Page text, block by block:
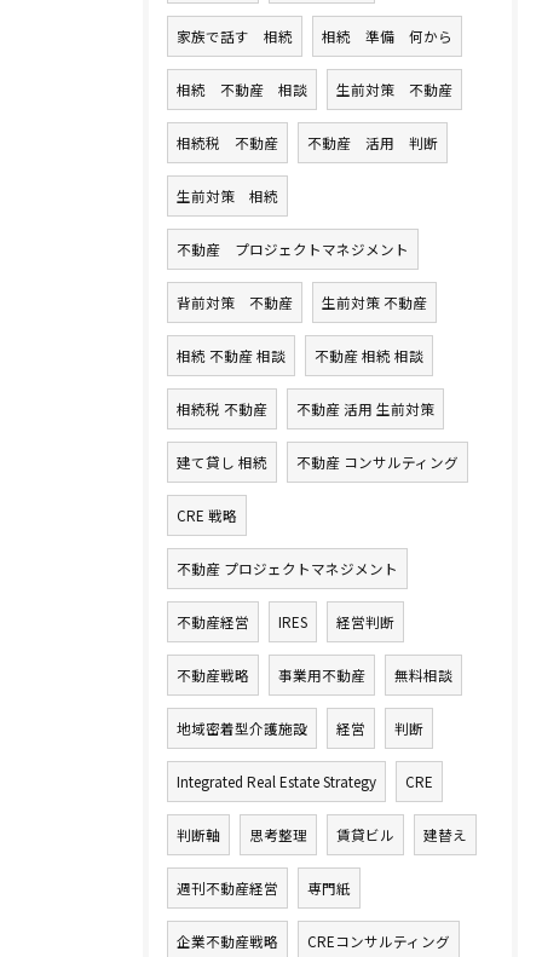
家族で話す 相続 相続 準備 何から
相続 不動産 相談 生前対策 不動産
相続税 不動産 不動産 活用 判断
生前対策 相続
不動産 プロジェクトマネジメント
背前対策 不動産 生前対策 不動産
相続 不動産 相談 不動産 相続 相談
相続税 不動産 不動産 活用 生前対策
建て貸し 相続 不動産 コンサルティング
CRE 戦略
不動産 プロジェクトマネジメント
不動産経営 IRES 経営判断
不動産戦略 事業用不動産 無料相談
地域密着型介護施設 経営 判断
Integrated Real Estate Strategy CRE
判断軸 思考整理 賃貸ビル 建替え
週刊不動産経営 専門紙
企業不動産戦略 CREコンサルティング